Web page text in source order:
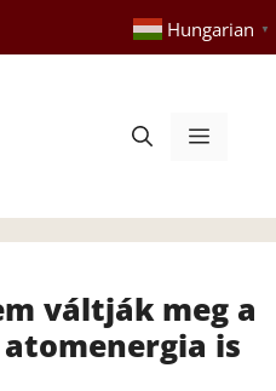
Hungarian ▼
Menü
váltják meg a
is